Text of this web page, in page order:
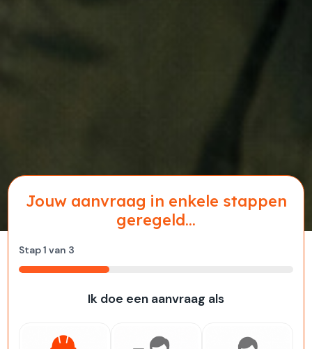
Jouw aanvraag in enkele stappen
geregeld...
Stap1 van 3
33%
Ik doe een aanvraag als